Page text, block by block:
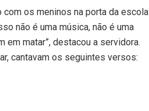
os meninos na porta da escola
não é uma música, não é uma
matar”, destacou a servidora.
cantavam os seguintes versos: